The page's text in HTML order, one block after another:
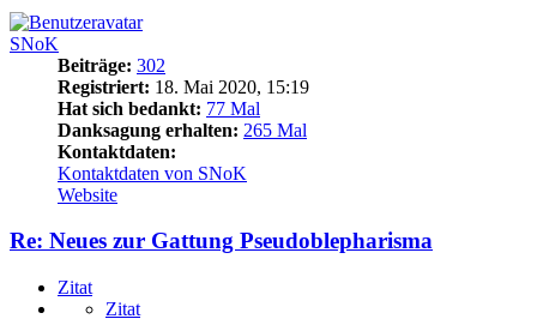
SNoK
Beiträge: 302
Registriert: 18. Mai 2020, 15:19
Hat sich bedankt: 77 Mal
Danksagung erhalten: 265 Mal
Kontaktdaten:
Kontaktdaten von SNoK
Website
Re: Neues zur Gattung Pseudoblepharisma
Zitat
Zitat